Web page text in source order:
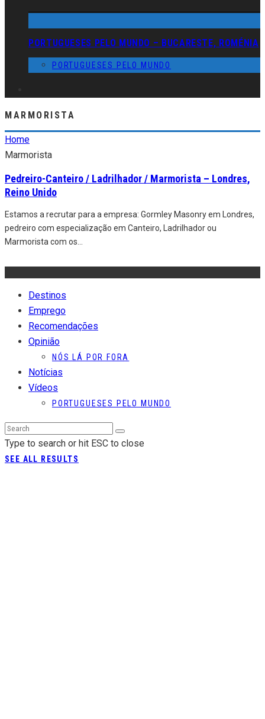
PORTUGUESES PELO MUNDO – BUCARESTE, ROMÉNIA
PORTUGUESES PELO MUNDO
MARMORISTA
Home
Marmorista
Pedreiro-Canteiro / Ladrilhador / Marmorista – Londres,
Reino Unido
Estamos a recrutar para a empresa: Gormley Masonry em Londres,
pedreiro com especialização em Canteiro, Ladrilhador ou
Marmorista com os
Destinos
Emprego
Recomendações
Opinião
NÓS LÁ POR FORA
Notícias
Vídeos
PORTUGUESES PELO MUNDO
Type to search or hit ESC to close
SEE ALL RESULTS